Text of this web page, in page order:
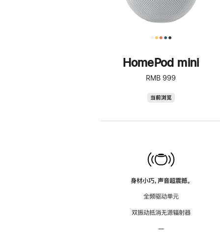
HomePod mini
RMB 999
当前浏览
身材小巧，声音超震撼。
全频驱动单元
双振动抵消无源辐射器
—